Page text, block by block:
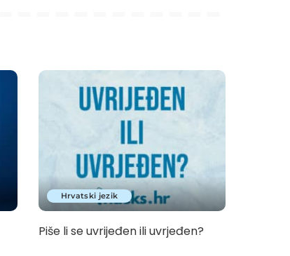
Hrvatski jezik
Piše li se uvrijeđen ili uvrjeđen?